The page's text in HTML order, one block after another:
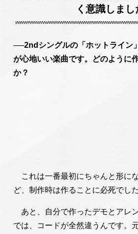
く意識しまし
──2ndシングルの「ホットライン
が心地いい楽曲です。どのように
か？
これは一番最初にちゃんと形に
ど、制作時は作ることに必死でした
あと、自分で作ったデモとアレ
では、コードが全然違うんです。